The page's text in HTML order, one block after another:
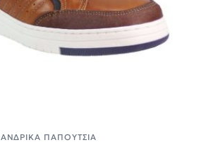
ΑΝΔΡΙΚΆ ΠΑΠΟΎΤΣΙΑ